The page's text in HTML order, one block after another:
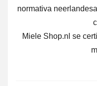
normativa
Miele Shop.nl se